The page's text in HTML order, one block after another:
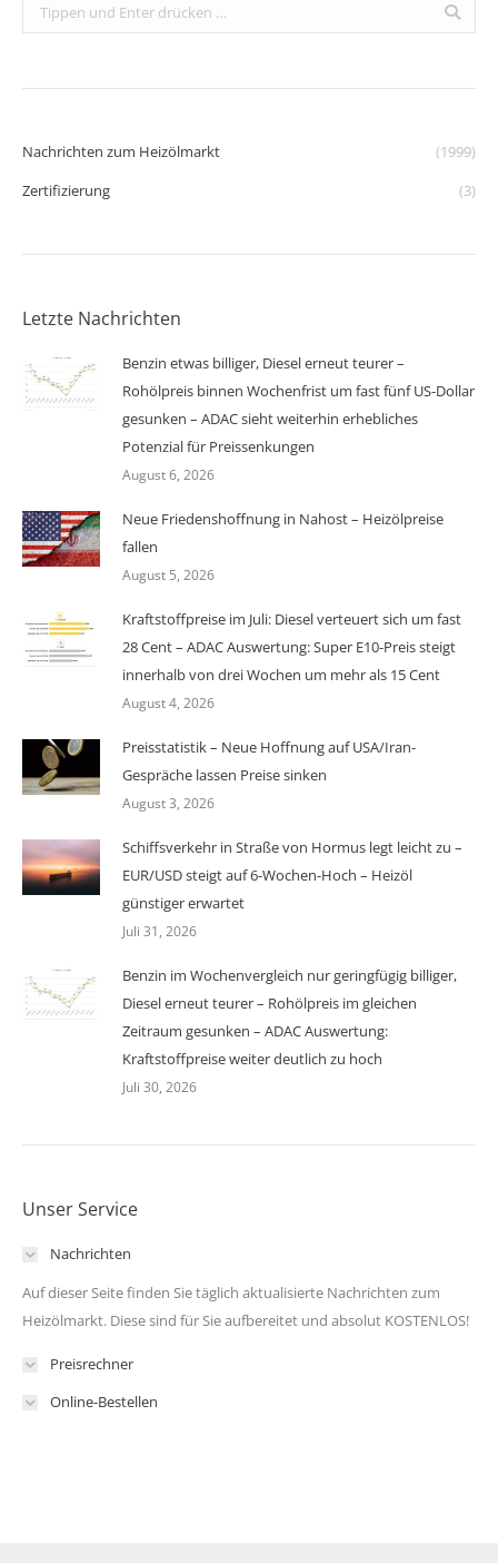
Search:
Nachrichten zum Heizölmarkt
(1999)
Zertifizierung
(3)
Letzte Nachrichten
Benzin etwas billiger, Diesel erneut teurer –
Rohölpreis binnen Wochenfrist um fast fünf US-Dollar
gesunken – ADAC sieht weiterhin erhebliches
Potenzial für Preissenkungen
August 6, 2026
Neue Friedenshoffnung in Nahost – Heizölpreise
fallen
August 5, 2026
Kraftstoffpreise im Juli: Diesel verteuert sich um fast
28 Cent – ADAC Auswertung: Super E10-Preis steigt
innerhalb von drei Wochen um mehr als 15 Cent
August 4, 2026
Preisstatistik – Neue Hoffnung auf USA/Iran-
Gespräche lassen Preise sinken
August 3, 2026
Schiffsverkehr in Straße von Hormus legt leicht zu –
EUR/USD steigt auf 6-Wochen-Hoch – Heizöl
günstiger erwartet
Juli 31, 2026
Benzin im Wochenvergleich nur geringfügig billiger,
Diesel erneut teurer – Rohölpreis im gleichen
Zeitraum gesunken – ADAC Auswertung:
Kraftstoffpreise weiter deutlich zu hoch
Juli 30, 2026
Unser Service
Nachrichten
Auf dieser Seite finden Sie täglich aktualisierte Nachrichten zum
Heizölmarkt. Diese sind für Sie aufbereitet und absolut KOSTENLOS!
Preisrechner
Online-Bestellen